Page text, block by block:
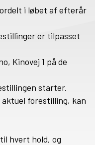
i løbet af efterår
er tilpasset
Kinovej 1 på de
starter.
aktuel forestilling, kan
hvert hold, og